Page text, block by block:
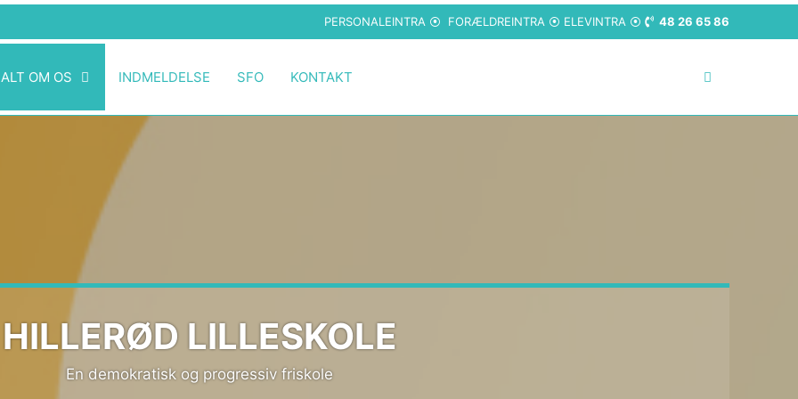
PERSONALEINTRA ⦿ FORÆLDREINTRA ⦿ ELEVINTRA ⦿ 48 26 65 86
ALT OM OS INDMELDELSE SFO KONTAKT
HILLERØD LILLESKOLE
En demokratisk og progressiv friskole